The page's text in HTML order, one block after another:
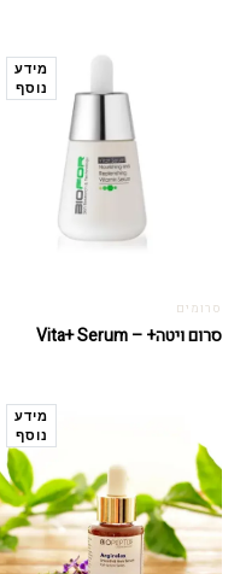
מידע
נוסף
סרומים
סרום ויטה+ – Vita+ Serum
מידע
נוסף